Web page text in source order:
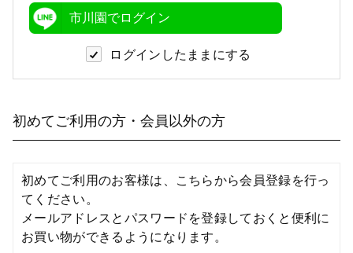
市川園でログイン
ログインしたままにする
初めてご利用の方・会員以外の方
初めてご利用のお客様は、こちらから会員登録を行っ
てください。
メールアドレスとパスワードを登録しておくと便利に
お買い物ができるようになります。